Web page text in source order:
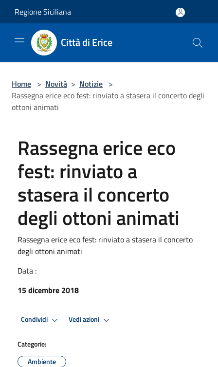
Regione Siciliana
Città di Erice
Home > Novità > Notizie >
Rassegna erice eco fest: rinviato a stasera il concerto degli
ottoni animati
Rassegna erice eco
fest: rinviato a
stasera il concerto
degli ottoni animati
Rassegna erice eco fest: rinviato a stasera il concerto
degli ottoni animati
Data :
15 dicembre 2018
Condividi Vedi azioni
Categorie:
Ambiente